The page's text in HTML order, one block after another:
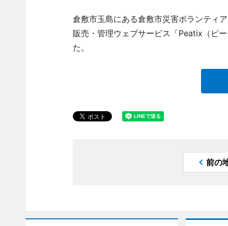
倉敷市玉島にある倉敷市災害ボランティ
販売・管理ウェブサービス「Peatix（ピ
た。
前の